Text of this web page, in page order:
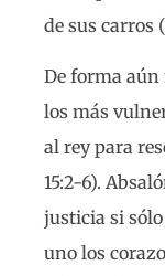
de sus carros
De forma
los más
al rey para
15:2-6).
justicia si
uno los